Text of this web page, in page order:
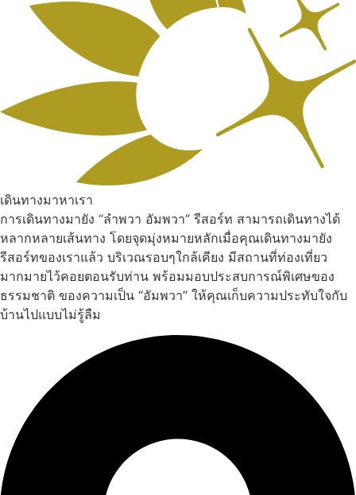
เดินทางมาหาเรา
การเดินทางมายัง “ลำพวา อัมพวา” รีสอร์ท สามารถเดินทางได้
หลากหลายเส้นทาง โดยจุดมุ่งหมายหลักเมื่อคุณเดินทางมายัง
รีสอร์ทของเราแล้ว บริเวณรอบๆใกล้เคียง มีสถานที่ท่องเที่ยว
มากมายไว้คอยตอนรับท่าน พร้อมมอบประสบการณ์พิเศษของ
ธรรมชาติ ของความเป็น “อัมพวา” ให้คุณเก็บความประทับใจกับ
บ้านไปแบบไม่รู้ลืม